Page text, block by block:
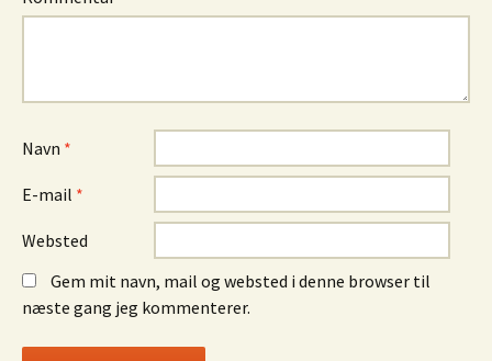
Navn *
E-mail *
Websted
Gem mit navn, mail og websted i denne browser til
næste gang jeg kommenterer.